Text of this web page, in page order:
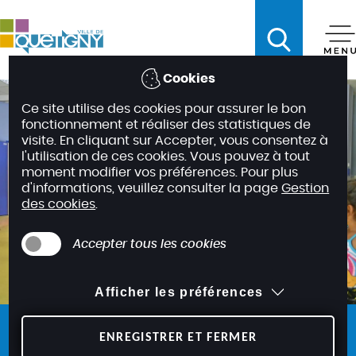
c
c
d
e
n
De 3 à 10 ans
Cookies
Ce site utilise des cookies pour assurer le bon
fonctionnement et réaliser des statistiques de
visite. En cliquant sur Accepter, vous consentez à
l'utilisation de ces cookies. Vous pouvez à tout
moment modifier vos préférences. Pour plus
d'informations, veuillez consulter la pageGestion
des cookies.
Accepter tous les cookies
Afficher les préférences
ENREGISTRER ET FERMER